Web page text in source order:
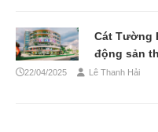
Cát Tường
động sản
22/04/2025 Lê Thanh Hải